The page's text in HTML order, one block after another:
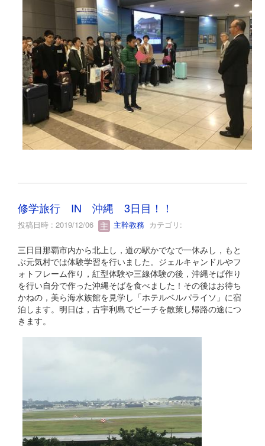
修学旅行 IN 沖縄 3日目！！
投稿日時 : 2019/12/06 主幹教務 カテゴリ:
三日目那覇市内から北上し，道の駅かでなで一休みし，もと
ぶ元気村では体験学習を行いました。ジェルキャンドルやフ
ォトフレーム作り，紅型体験や三線体験の後，沖縄そば作り
を行い自分で作った沖縄そばを食べました！その後はお待ち
かねの，美ら海水族館を見学し「ホテルベルパライソ」に宿
泊します。明日は，古宇利島でビーチを散策し帰路の途につ
きます。